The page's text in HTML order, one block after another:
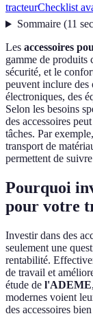
tracteurChecklist
Sommaire(11
Les accessoires
gamme de produits
sécurité, et le
peuvent inclure des
électroniques, des
Selon les besoins
des accessoires
tâches. Par
transport de
permettent de
Pourquoi
pour votre
Investir dans des
seulement une
rentabilité.
de travail et
étude de l'ADEME
modernes voient
des accessoires